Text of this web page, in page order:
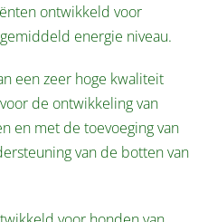
ontwikkeld voor
energie niveau.
een zeer hoge kwaliteit
de ontwikkeling van
en met de toevoeging van
van de botten van